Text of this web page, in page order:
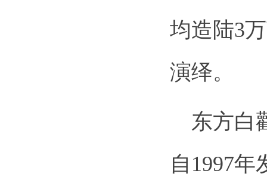
均造陆3
演绎。
东方白
自1997